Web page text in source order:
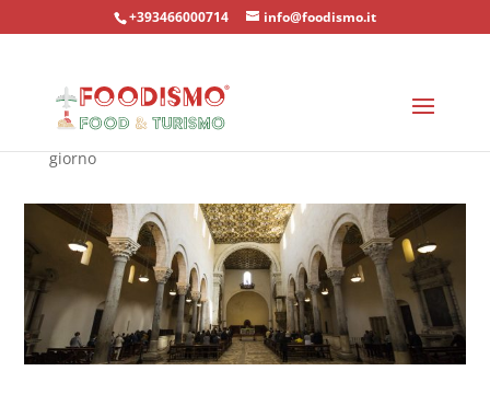
+393466000714 info@foodismo.it
Home»Località»Otranto
giorno